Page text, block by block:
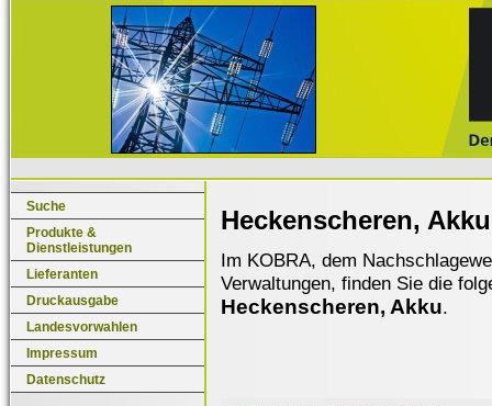
Suche
Produkte &
Dienstleistungen
Lieferanten
Druckausgabe
Landesvorwahlen
Impressum
Datenschutz
Heckenscheren, Akku
Im KOBRA, dem
Verwaltungen, finden Sie die
Heckenscheren, Akku.